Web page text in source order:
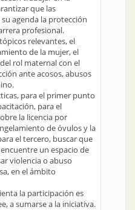
que las
agenda la protección
profesional.
relevantes, el
de la mujer, el
rol maternal con el
ante acosos, abusos
para el primer punto
para el
la licencia por
de óvulos y la
el tercero, buscar que
un espacio de
violencia o abuso
en el ámbito
la participación es
a sumarse a la iniciativa.